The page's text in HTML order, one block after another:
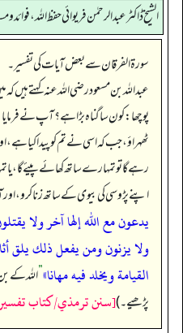
الشیخ ڈاکٹر عبد الرحمٰن فریوائی حفظ اللہ،
سورۃ الفرقان سے بعض آیات کی تفسیر۔
عبداللہ بن مسعود رضی الله عنہ کہتے ہیں
پوچھا: کون سا گناہ بڑا ہے؟ آپ نے
ٹھہراؤ، جب کہ اسی نے تم کو پیدا کیا ہے،
رہے گا تو تمہارے ساتھ کھائے پیئے گا،
اپنے پڑوسی کی بیوی کے ساتھ زنا کرو،
يدعون مع الله إلها آخر ولا
ولا يزنون ومن يفعل ذلك يلق
القيامة ويخلد فيه مهانا»”اللہ کے
پڑھیے۔)[سنن ترمذي/كتاب تفسير